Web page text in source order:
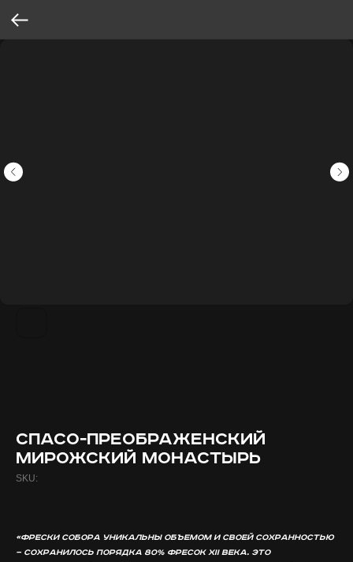
СПАСО-ПРЕОБРАЖЕНСКИЙ
МИРОЖСКИЙ МОНАСТЫРЬ
SKU:
«Фрески собора уникальны объемом и своей сохранностью
— сохранилось порядка 80% фресок XII века. Это